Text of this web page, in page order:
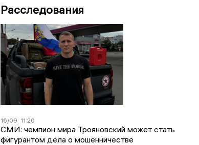
Расследования
16/09 11:20
СМИ: чемпион мира Трояновский может стать
фигурантом дела о мошенничестве